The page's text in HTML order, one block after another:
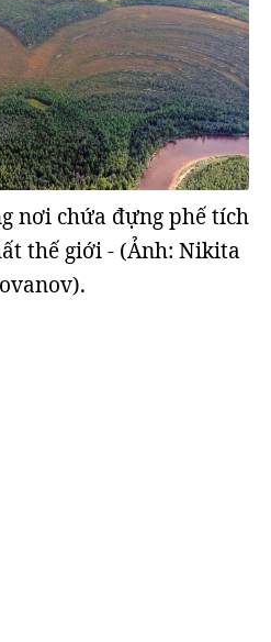
nơi chứa đựng phế tích
thế giới - (Ảnh: Nikita